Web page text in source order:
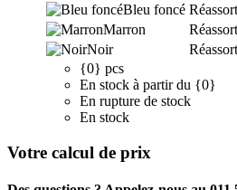
Bleu foncé
Marron
Noir
{0} pcs
En stock à partir du {0}
En rupture de stock
En stock
Votre calcul de prix